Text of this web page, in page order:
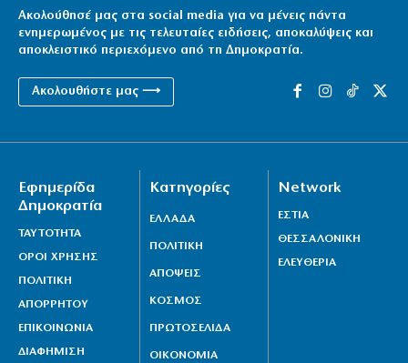
Ακολούθησέ μας στα social media για να μένεις πάντα
ενημερωμένος με τις τελευταίες ειδήσεις, αποκαλύψεις και
αποκλειστικό περιεχόμενο από τη Δημοκρατία.
Ακολουθήστε μας ⟶
Εφημερίδα
Δημοκρατία
ΤΑΥΤΟΤΗΤΑ
ΟΡΟΙ ΧΡΗΣΗΣ
ΠΟΛΙΤΙΚΗ
ΑΠΟΡΡΗΤΟΥ
ΕΠΙΚΟΙΝΩΝΙΑ
ΔΙΑΦΗΜΙΣΗ
Κατηγορίες
ΕΛΛΑΔΑ
ΠΟΛΙΤΙΚΗ
ΑΠΟΨΕΙΣ
ΚΟΣΜΟΣ
ΠΡΩΤΟΣΕΛΙΔΑ
ΟΙΚΟΝΟΜΙΑ
Network
ΕΣΤΙΑ
ΘΕΣΣΑΛΟΝΙΚΗ
ΕΛΕΥΘΕΡΙΑ